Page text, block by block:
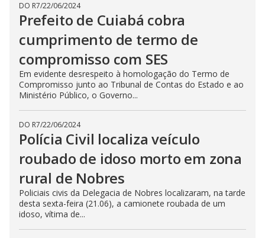
DO R7/22/06/2024
Prefeito de Cuiabá cobra
cumprimento de termo de
compromisso com SES
Em evidente desrespeito à homologação do Termo de
Compromisso junto ao Tribunal de Contas do Estado e ao
Ministério Público, o Governo...
DO R7/22/06/2024
Polícia Civil localiza veículo
roubado de idoso morto em zona
rural de Nobres
Policiais civis da Delegacia de Nobres localizaram, na tarde
desta sexta-feira (21.06), a camionete roubada de um
idoso, vítima de...